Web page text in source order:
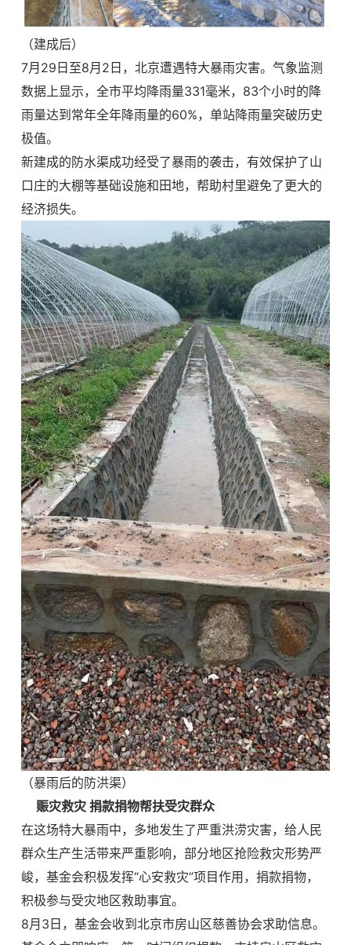
（建成后）
7月 29日至8月2日，北京遭遇特大暴雨灾害。气象监测
数据上显示，全市平均降雨量331毫米，83个小时的降
雨量达到常年全年降雨量的60%，单站降雨量突破历史
极值。
新建成的防水渠成功经受了暴雨的袭击，有效保护了山
口庄的大棚等基础设施和田地，帮助村里避免了更大的
经济损失。
（暴雨后的防洪渠）
赈灾救灾 捐款捐物帮扶受灾群众
在这场特大暴雨中，多地发生了严重洪涝灾害，给人民
群众生产生活带来严重影响，部分地区抢险救灾形势严
峻，基金会积极发挥“心安救灾”项目作用，捐款捐物，
积极参与受灾地区救助事宜。
8月 3日，基金会收到北京市房山区慈善协会求助信息。